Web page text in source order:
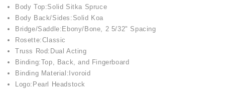
Body Top:Solid Sitka Spruce
Body Back/Sides:Solid Koa
Bridge/Saddle:Ebony/Bone, 2 5/32" Spacing
Rosette:Classic
Truss Rod:Dual Acting
Binding:Top, Back, and Fingerboard
Binding Material:Ivoroid
Logo:Pearl Headstock